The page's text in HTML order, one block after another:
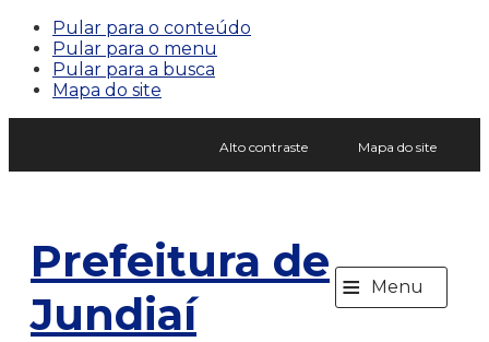
Pular para o conteúdo
Pular para o menu
Pular para a busca
Mapa do site
Alto contraste Mapa do site
Prefeitura de
Jundiaí
≡ Menu